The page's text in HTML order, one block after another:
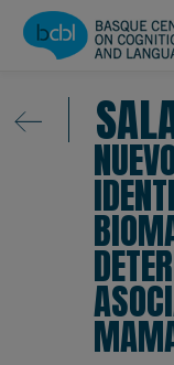
Pasar al contenido